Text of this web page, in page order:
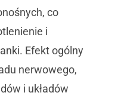
co
i
Efekt ogólny
nerwowego,
i układów